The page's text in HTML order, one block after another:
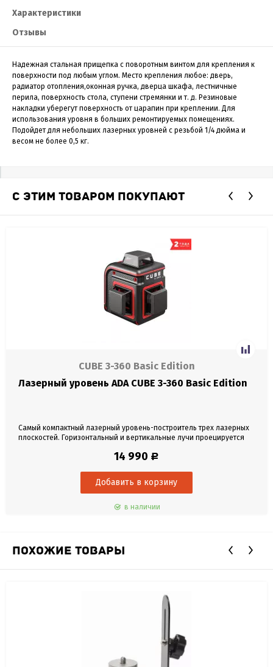
Характеристики
Отзывы
Надежная стальная прищепка с поворотным винтом для крепления к
поверхности под любым углом. Место крепления любое: дверь,
радиатор отопления,оконная ручка, дверца шкафа, лестничные
перила, поверхность стола, ступени стремянки и т. д. Резиновые
накладки уберегут поверхность от царапин при креплении. Для
использования уровня в больших ремонтируемых помещениях.
Подойдет для небольших лазерных уровней с резьбой 1/4 дюйма и
весом не более 0,5 кг.
С ЭТИМ ТОВАРОМ ПОКУПАЮТ
CUBE 3-360 Basic Edition
Лазерный уровень ADA CUBE 3-360 Basic Edition
Самый компактный лазерный уровень-построитель трех лазерных
плоскостей. Горизонтальный и вертикальные лучи проецируется
14 990 Р
в наличии
ПОХОЖИЕ ТОВАРЫ